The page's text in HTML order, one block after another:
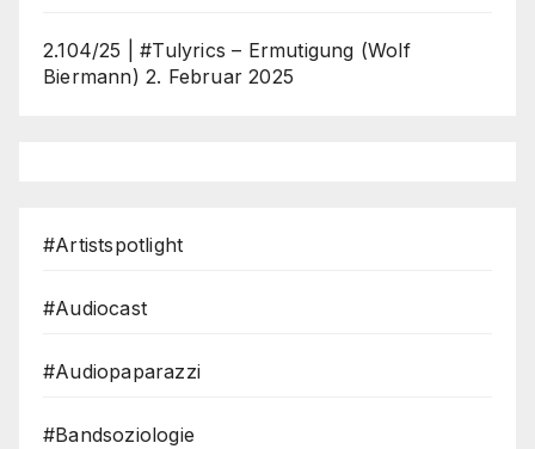
2.104/25 | #Tulyrics – Ermutigung (Wolf
Biermann) 2. Februar 2025
#Artistspotlight
#Audiocast
#Audiopaparazzi
#Bandsoziologie